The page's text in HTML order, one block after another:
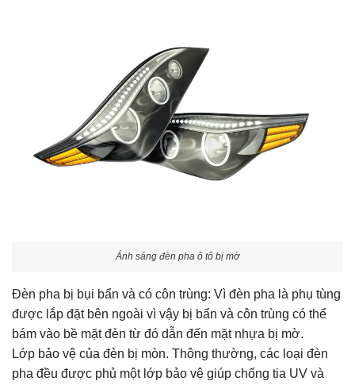
Ánh sáng đèn pha ô tô bị mờ
Đèn pha bị bụi bẩn và có côn trùng: Vì đèn pha là phụ tùng
được lắp đặt bên ngoài vì vậy bị bẩn và côn trùng có thể
bám vào bề mặt đèn từ đó dẫn đến mặt nhựa bị mờ.
Lớp bảo vệ của đèn bị mòn. Thông thường, các loại đèn
pha đều được phủ một lớp bảo vệ giúp chống tia UV và